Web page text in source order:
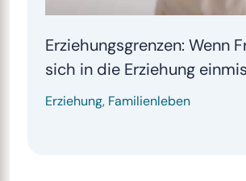
Erziehungsgrenzen: Wenn
sich in die Erziehung
Erziehung, Familienleben